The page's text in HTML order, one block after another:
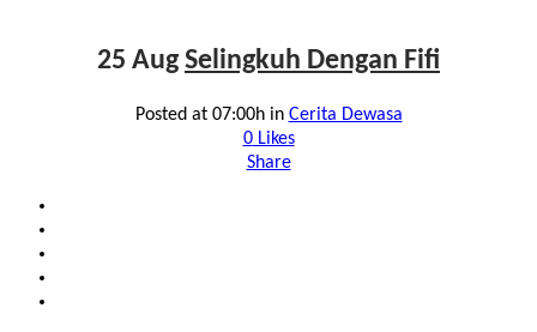
25 Aug Selingkuh Dengan Fifi
Posted at 07:00hin Cerita Dewasa
0Likes
Share